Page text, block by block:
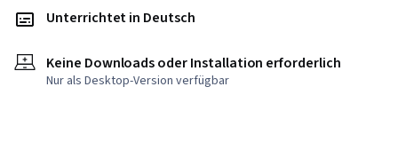
Unterrichtet in Deutsch
Keine Downloads oder Installation erforderlich
Nur als Desktop-Version verfügbar